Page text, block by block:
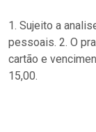
1. Sujeito a
pessoais. 2. O
cartão e
15,00.